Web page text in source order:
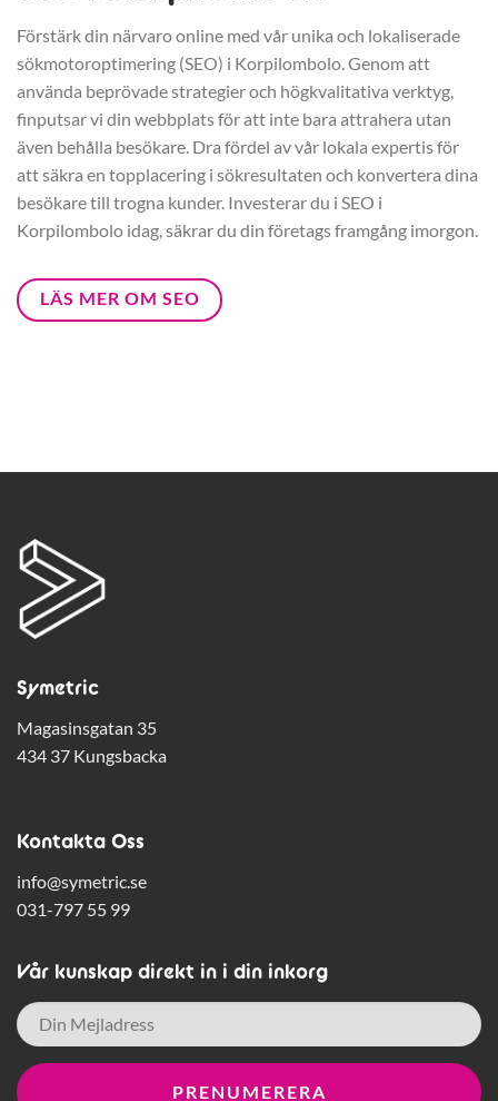
Förstärk din närvaro online med vår unika och lokaliserade
sökmotoroptimering (SEO) i Korpilombolo. Genom att
använda beprövade strategier och högkvalitativa verktyg,
finputsar vi din webbplats för att inte bara attrahera utan
även behålla besökare. Dra fördel av vår lokala expertis för
att säkra en topplacering i sökresultaten och konvertera dina
besökare till trogna kunder. Investerar du i SEO i
Korpilombolo idag, säkrar du din företags framgång imorgon.
LÄS MER OM SEO
Symetric
Magasinsgatan 35
434 37 Kungsbacka
Kontakta Oss
info@symetric.se
031-797 55 99
Vår kunskap direkt in i din inkorg
E-
post *